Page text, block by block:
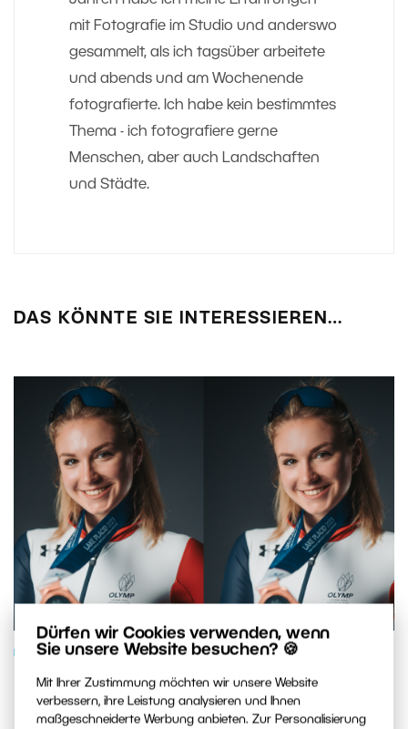
Dürfen wir Cookies verwenden, wenn
Sie unsere Website besuchen? 🍪
Mit Ihrer Zustimmung möchten wir unsere Website
verbessern, ihre Leistung analysieren und Ihnen
maßgeschneiderte Werbung anbieten. Zur Personalisierung
mit Fotografie im Studio und anderswo
gesammelt, als ich tagsüber arbeitete
und abends und am Wochenende
fotografierte. Ich habe kein bestimmtes
Thema - ich fotografiere gerne
Menschen, aber auch Landschaften
und Städte.
DAS KÖNNTE SIE INTERESSIEREN…
BILDVERARBEITUNG
Lernen Sie, wie man natürliche
Retusche vornimmt – mithilfe von